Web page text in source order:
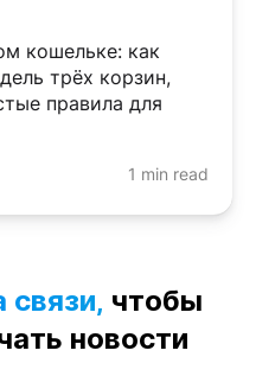
кошельке: как
трёх корзин,
правила для
1 min read
связи, чтобы
новости